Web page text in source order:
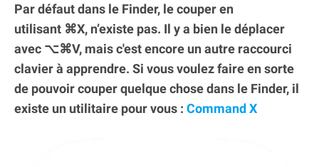
Par défaut dans le Finder, le couper en
utilisant ⌘X, n’existe pas. Il y a bien le déplacer
avec ⌥⌘V, mais c'est encore un autre raccourci
clavier à apprendre. Si vous voulez faire en sorte
de pouvoir couper quelque chose dans le Finder, il
existe un utilitaire pour vous : Command X